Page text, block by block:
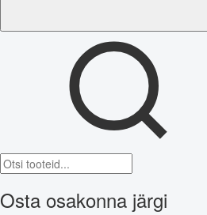
Osta osakonna järgi